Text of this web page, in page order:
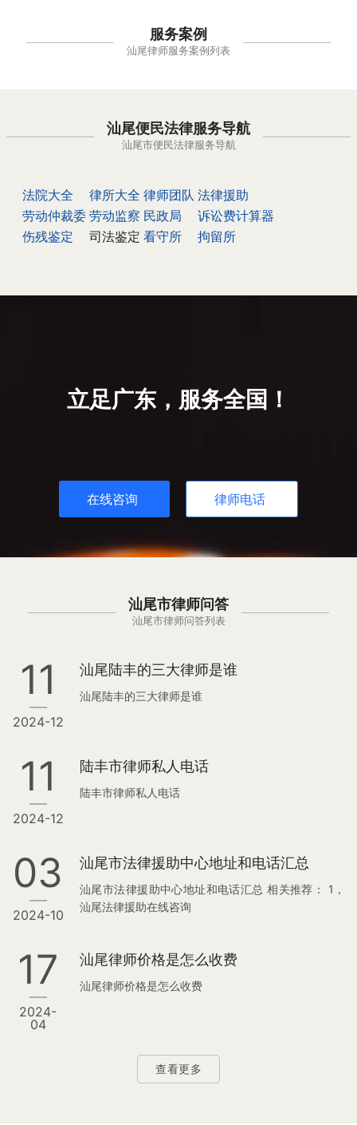
服务案例
汕尾律师服务案例列表
汕尾便民法律服务导航
汕尾市便民法律服务导航
法院大全 律所大全 律师团队 法律援助
劳动仲裁委 劳动监察 民政局
诉讼费计算器
伤残鉴定
司法鉴定 看守所 拘留所
立足广东，服务全国！
在线咨询 律师电话
汕尾市律师问答
汕尾市律师问答列表
11
2024-12
汕尾陆丰的三大律师是谁
汕尾陆丰的三大律师是谁
11
2024-12
陆丰市律师私人电话
陆丰市律师私人电话
03
2024-10
汕尾市法律援助中心地址和电话汇总
汕尾市法律援助中心地址和电话汇总 相关推荐： 1，
汕尾法律援助在线咨询
17
2024-
04
汕尾律师价格是怎么收费
汕尾律师价格是怎么收费
查看更多